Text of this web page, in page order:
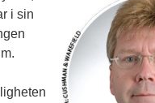
i sin